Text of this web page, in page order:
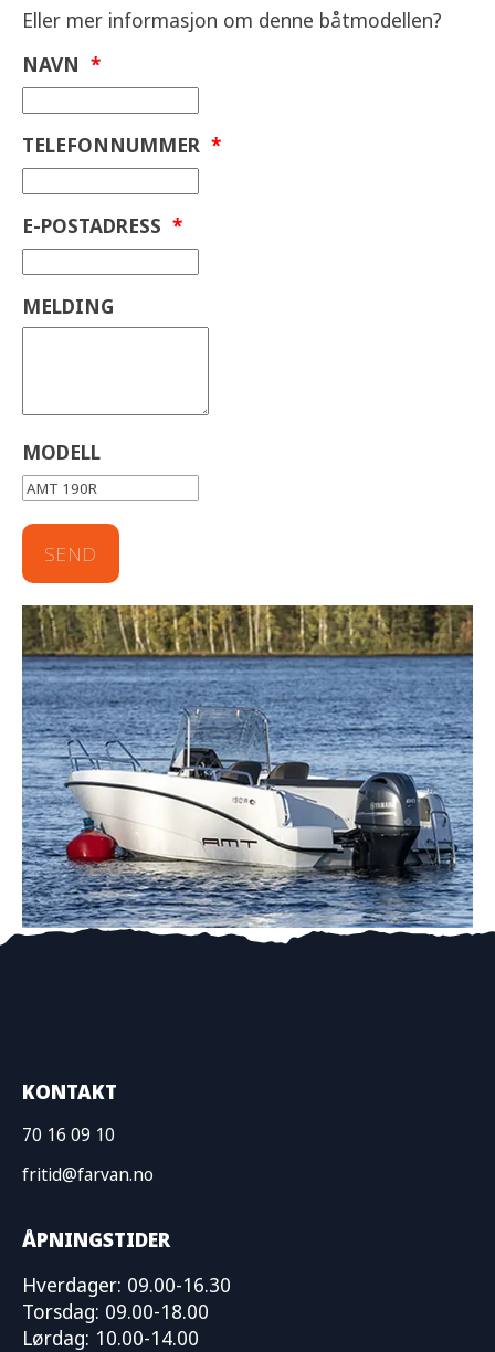
A12458 Trimplan med joystick 20 200
A11272 Stereo med 2 høyttalere 8 800
A10096 Bunnstoff 9 800
Vi tar forbehold om skrivefeil i utstyrslisten. Priser
gjelder ved fabrikk montering, ved ettermontering
hos forhandler gjelder andre priser.
Eller mer informasjon om denne båtmodellen?
NAVN *
TELEFONNUMMER *
E-POSTADRESS *
MELDING
MODELL
KONTAKT
70 16 09 10
fritid@farvan.no
ÅPNINGSTIDER
Hverdager: 09.00-16.30
Torsdag: 09.00-18.00
Lørdag: 10.00-14.00